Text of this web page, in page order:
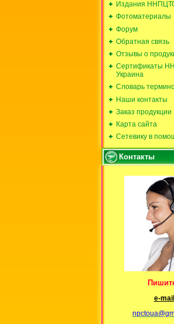
Издания
Фотоматериалы
Форум
Обратная связь
Отзывы о
Сертификаты
Украина
Словарь
Наши контакты
Заказ продукции
Карта сайта
Сетевику в
Контакты
е-